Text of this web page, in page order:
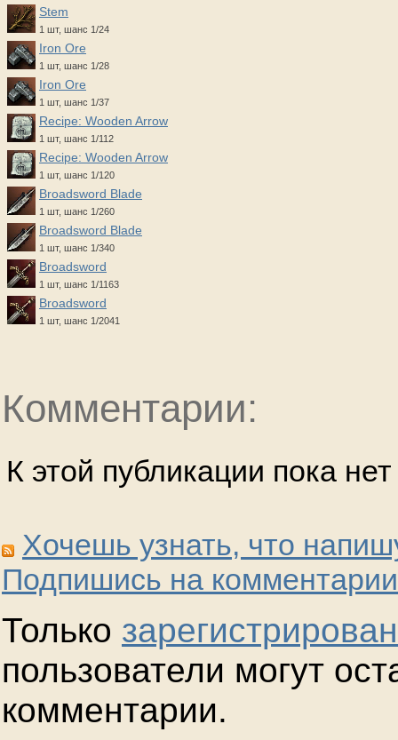
Stem
1 шт, шанс 1/24
Iron Ore
1 шт, шанс 1/28
Iron Ore
1 шт, шанс 1/37
Recipe: Wooden Arrow
1 шт, шанс 1/112
Recipe: Wooden Arrow
1 шт, шанс 1/120
Broadsword Blade
1 шт, шанс 1/260
Broadsword Blade
1 шт, шанс 1/340
Broadsword
1 шт, шанс 1/1163
Broadsword
1 шт, шанс 1/2041
Комментарии:
К этой публикации пока
Хочешь узнать, что
Подпишись на
Только
пользователи могут
комментарии.